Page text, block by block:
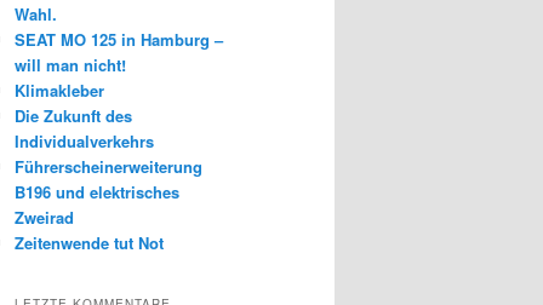
Wahl.
SEAT MO 125 in Hamburg –
will man nicht!
Klimakleber
Die Zukunft des
Individualverkehrs
Führerscheinerweiterung
B196 und elektrisches
Zweirad
Zeitenwende tut Not